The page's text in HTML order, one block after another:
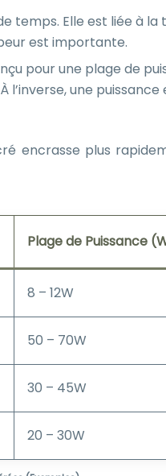
temps. Elle est liée à la
est importante.
pour une plage de
une
encrasse plus
Plage de Puissance
8 – 12W
50 – 70W
30 – 45W
20 – 30W